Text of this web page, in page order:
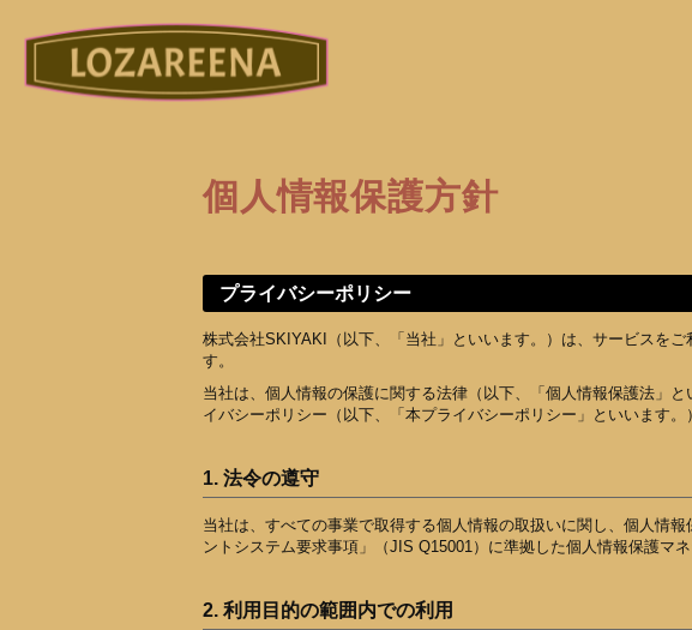
個人情報保護方針
プライバシーポリシー
株式会社SKIYAKI（以下、「当社」といいます。）は、サービスを
す。
当社は、個人情報の保護に関する法律（以下、「個人情報保護法」
イバシーポリシー（以下、「本プライバシーポリシー」といいます
1. 法令の遵守
当社は、すべての事業で取得する個人情報の取扱いに関し、個人情
ントシステム要求事項」（JIS Q15001）に準拠した個人情報保護マ
2. 利用目的の範囲内での利用